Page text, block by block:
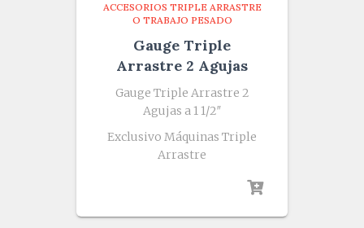
ACCESORIOS TRIPLE ARRASTRE
O TRABAJO PESADO
Gauge Triple
Arrastre 2 Agujas
Gauge Triple Arrastre 2
Agujas a 1 1/2″
Exclusivo Máquinas Triple
Arrastre